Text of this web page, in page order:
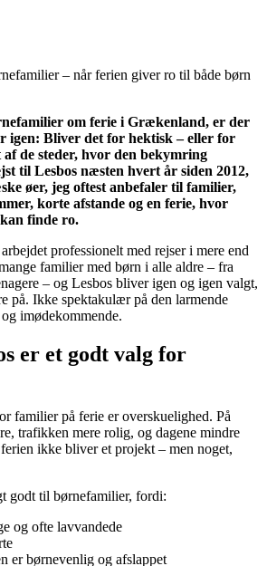
– når ferien giver ro til både børn
om ferie i Grækenland, er der
igen: Bliver det for hektisk – eller for
af de steder, hvor den bekymring
til Lesbos næsten hvert år siden 2012,
øer, jeg oftest anbefaler til familier,
korte afstande og en ferie, hvor
finde ro.
professionelt med rejser i mere end
familier med børn i alle aldre – fra
– og Lesbos bliver igen og igen valgt,
på. Ikke spektakulær på den larmende
imødekommende.
er et godt valg for
familier på ferie er overskuelighed. På
trafikken mere rolig, og dagene mindre
ikke bliver et projekt – men noget,
godt til børnefamilier, fordi:
og ofte lavvandede
er børnevenlig og afslappet